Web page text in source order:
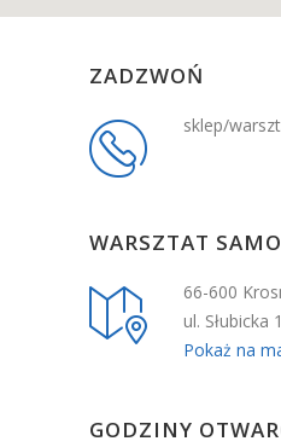
ZADZWOŃ
sklep/
WARSZTAT
66-600
ul. Słubicka
Pokaż na
GODZINY